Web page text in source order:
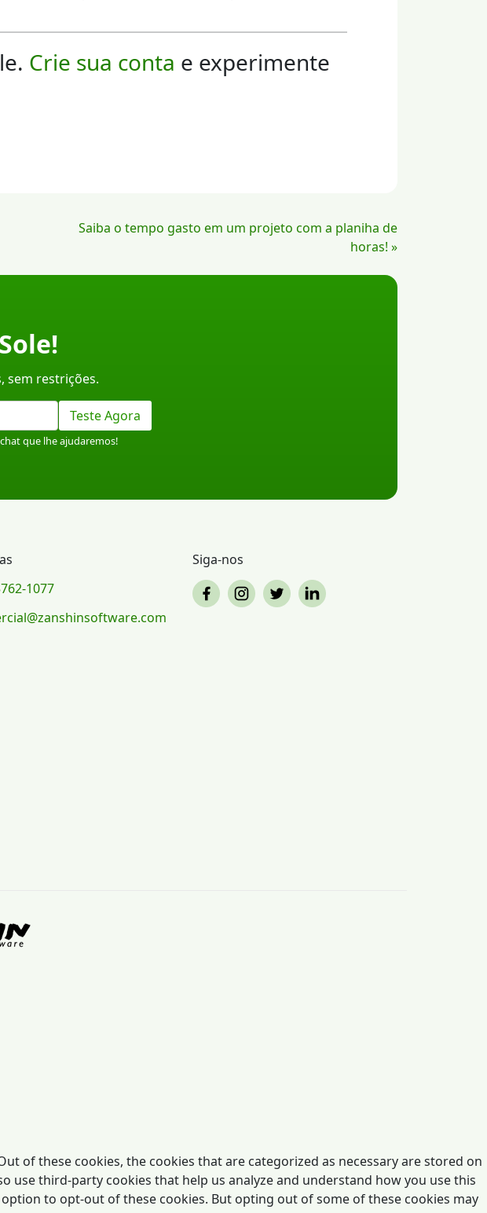
Crie sua conta e experimente
Saiba o tempo gasto em um projeto com a planiha de
horas! »
sem restrições.
Teste Agora
que lhe ajudaremos!
1077
Siga-nos
of these cookies, the cookies that are categorized as necessary are stored on
third-party cookies that help us analyze and understand how you use this
to opt-out of these cookies. But opting out of some of these cookies may